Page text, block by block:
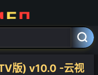

具、资讯
电
版) v10.0 -云视